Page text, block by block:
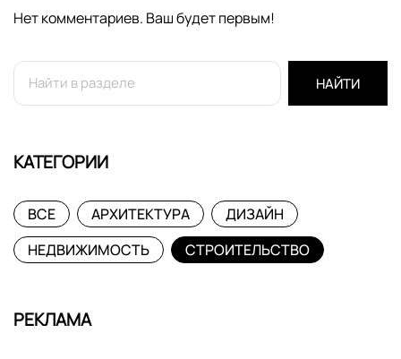
Нет комментариев. Ваш будет первым!
НАЙТИ
КАТЕГОРИИ
ВСЕ АРХИТЕКТУРА
ДИЗАЙН
НЕДВИЖИМОСТЬ
СТРОИТЕЛЬСТВО
РЕКЛАМА